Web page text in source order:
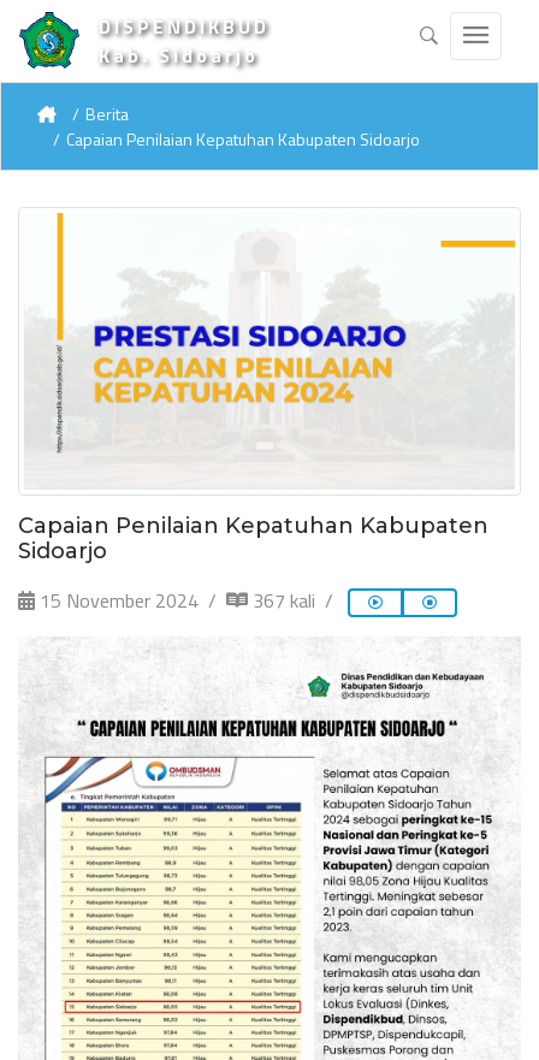
DISPENDIKBUD
Kab. Sidoarjo
Berita
Capaian Penilaian Kepatuhan Kabupaten Sidoarjo
Capaian Penilaian Kepatuhan Kabupaten
Sidoarjo
15 November 2024 367 kali